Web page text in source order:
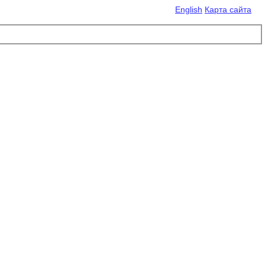
English Карта сайта